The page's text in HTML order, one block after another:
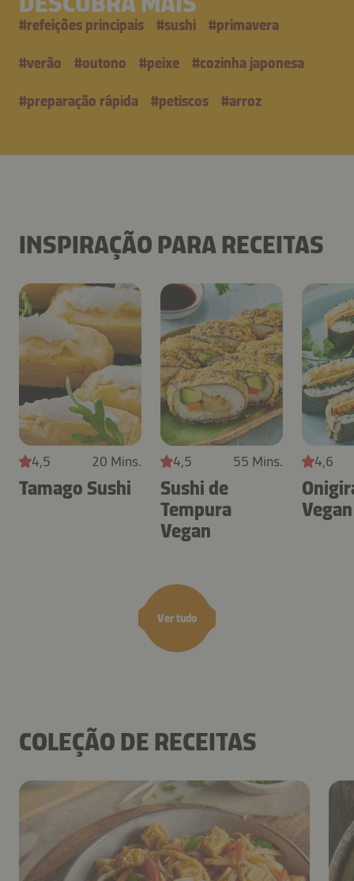
#refeições principais #sushi #primavera
#verão #outono #peixe #cozinha japonesa
#preparação rápida #petiscos #arroz
INSPIRAÇÃO PARA RECEITAS
Ver tudo
4,5 20 Mins.
Tamago Sushi
4,5 55 Mins.
Sushi de
Tempura
Vegan
4,6
Vegan
COLEÇÃO DE RECEITAS